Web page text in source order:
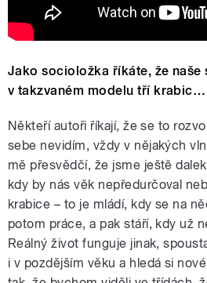
Jako socioložka říkáte, že naše
v takzvaném modelu tří krabic…
Někteří autoři říkají, že se to
sebe nevidím, vždy v nějakých
mě přesvědčí, že jsme ještě
kdy by nás věk nepředurčoval
krabice – to je mládí, kdy se na
potom práce, a pak stáří, kdy už
Reálný život funguje jinak,
i v pozdějším věku a hledá si